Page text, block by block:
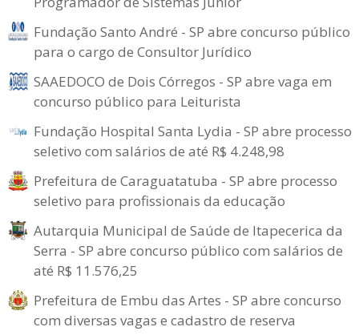
Fundação Santo André - SP abre concurso público
para o cargo de Consultor Jurídico
SAAEDOCO de Dois Córregos - SP abre vaga em
concurso público para Leiturista
Fundação Hospital Santa Lydia - SP abre processo
seletivo com salários de até R$ 4.248,98
Prefeitura de Caraguatatuba - SP abre processo
seletivo para profissionais da educação
Autarquia Municipal de Saúde de Itapecerica da
Serra - SP abre concurso público com salários de
até R$ 11.576,25
Prefeitura de Embu das Artes - SP abre concurso
com diversas vagas e cadastro de reserva